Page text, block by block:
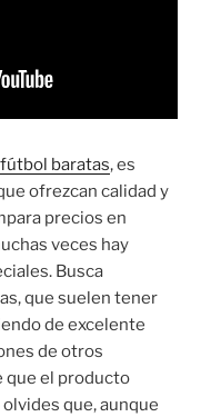
baratas, es
ofrezcan calidad y
precios en
veces hay
Busca
que suelen tener
de excelente
de otros
que el producto
que, aunque